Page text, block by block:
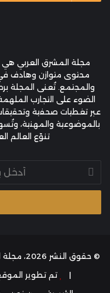
مجلة المشرق العربي هي
محتوى متوازن وهادف في
والمجتمع. تُعنى المجلة
الضوء على التجارب
عبر تغطيات صحفية
بالموضوعية والمهنية،
تنوّع العالم
بريدك
الإلكتروني
© حقوق
|
تم تطوير